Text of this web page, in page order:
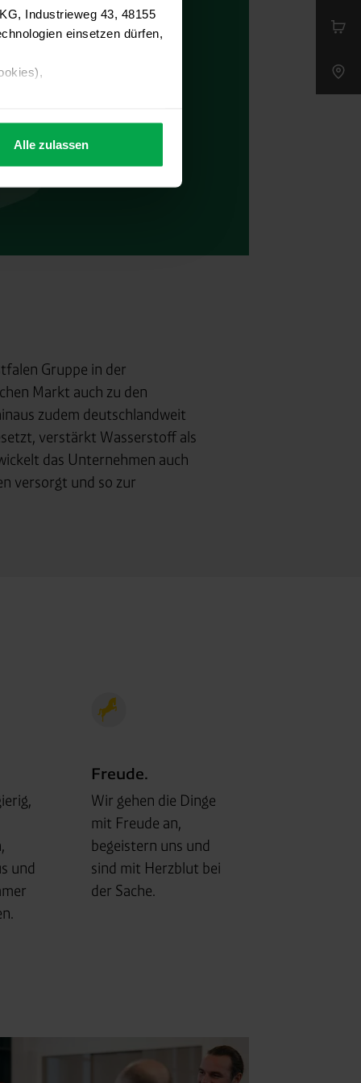
Industrieweg 43, 48155
einsetzen dürfen,
Management-System
jeder Plattform erneut
Webanalyse, Hosting,
in ein Land ohne
sicher (z. B. EU-
Speicherdauer beträgt
Alle zulassen
Gruppe in der
Markt auch zu den
zudem deutschlandweit
verstärkt Wasserstoff als
das Unternehmen auch
versorgt und so zur
und
Freude.
Wir gehen die Dinge
mit Freude an,
begeistern uns und
sind mit Herzblut bei
der Sache.